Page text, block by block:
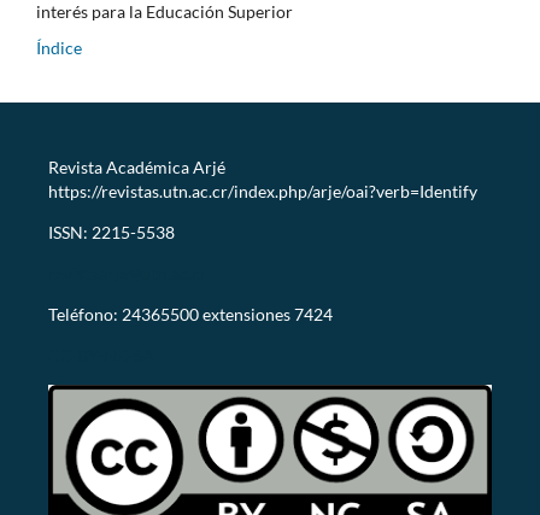
interés para la Educación Superior
Índice
Revista Académica Arjé
https://revistas.utn.ac.cr/index.php/arje/oai?verb=Identify
ISSN: 2215-5538
Teléfono: 24365500 extensiones 7424